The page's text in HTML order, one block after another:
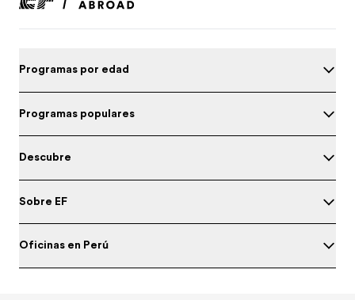
Programas por edad
Programas populares
Descubre
Sobre EF
Oficinas en Perú